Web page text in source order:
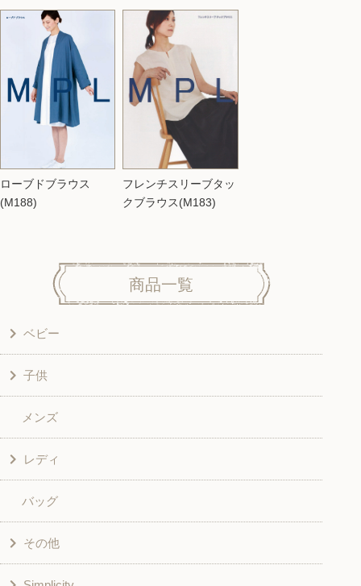
ローブドブラウス
(M188)
フレンチスリーブタッ
クブラウス(M183)
商品一覧
ベビー
洋服
和風衣類
グッズ
子供
ワンピース
シャツ・ブラウス
スカート・パンツ
和風衣類
メンズ
レディ
シャツ・ブラウス
チュニック
バッグ
その他